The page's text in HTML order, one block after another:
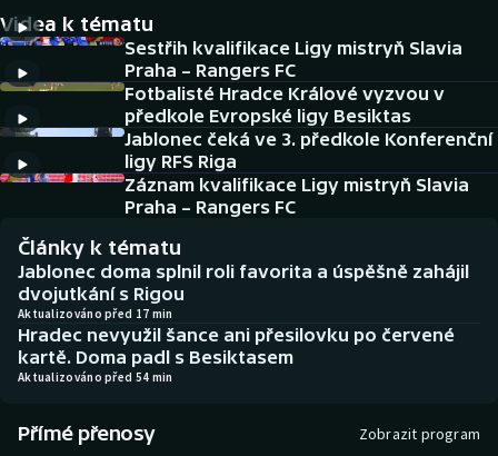
Cyklistika
DALŠÍ SPORTY
Americký fotbal
Baseball a softbal
Basketbal
Biatlon
Boby a skeleton
Box
NEPŘEHLÉDNĚTE
Historické návraty
Aplikace ČT sport
AZ kvíz
Videa k tématu
Sestřih kvalifikace Ligy mistryň Slavia
Praha – Rangers FC
Fotbalisté Hradce Králové vyzvou v
předkole Evropské ligy Besiktas
Jablonec čeká ve 3. předkole Konferenční
ligy RFS Riga
Záznam kvalifikace Ligy mistryň Slavia
Praha – Rangers FC
Články k tématu
Jablonec doma splnil roli favorita a úspěšně zahájil
dvojutkání s Rigou
Aktualizováno před 17 min
Hradec nevyužil šance ani přesilovku po červené
kartě. Doma padl s Besiktasem
Aktualizováno před 54 min
Přímé přenosy Zobrazit program